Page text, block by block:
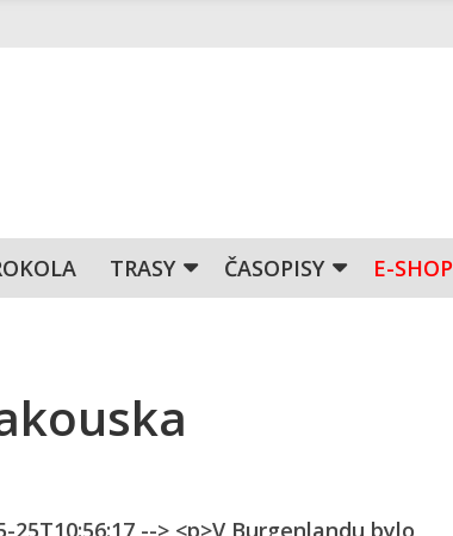
TRASY ČASOPISY E-SHOP
--> <p>V Burgenlandu bylo